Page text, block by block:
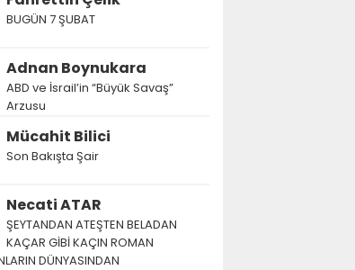
BUGÜN 7 ŞUBAT
Adnan Boynukara
ABD ve İsrail’in “Büyük Savaş”
Arzusu
Mücahit Bilici
Son Bakışta Şair
Necati ATAR
ŞEYTANDAN ATEŞTEN BELADAN
KAÇAR GİBİ KAÇIN ROMAN
DÜNYASINDAN